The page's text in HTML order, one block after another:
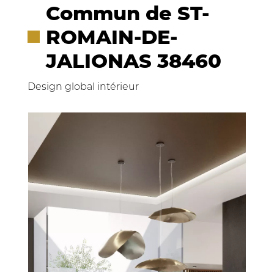
Commun de ST-
ROMAIN-DE-
JALIONAS 38460
Design global intérieur